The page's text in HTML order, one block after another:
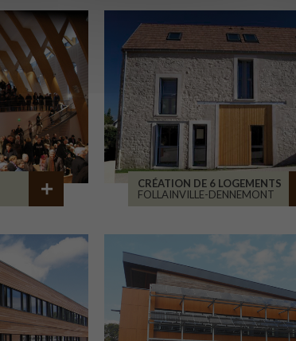
CRÉATION DE 6 LOGEMENTS
FOLLAINVILLE-DENNEMONT